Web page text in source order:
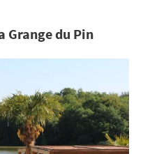
Grange du Pin